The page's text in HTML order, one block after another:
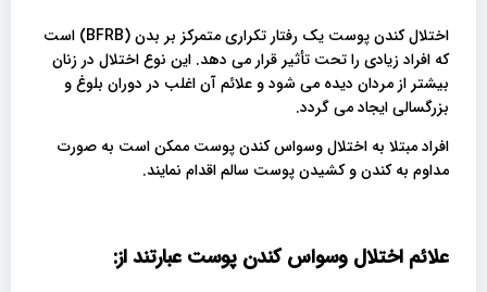
اختلال کندن پوست یک رفتار تکراری متمرکز بر بدن (BFRB) است
که افراد زیادی را تحت تأثیر قرار می دهد. این نوع اختلال در زنان
بیشتر از مردان دیده می شود و علائم آن اغلب در دوران بلوغ و
بزرگسالی ایجاد می گردد.
افراد مبتلا به اختلال وسواس کندن پوست ممکن است به صورت
مداوم به کندن و کشیدن پوست سالم اقدام نمایند.
علائم اختلال وسواس کندن پوست عبارتند از: